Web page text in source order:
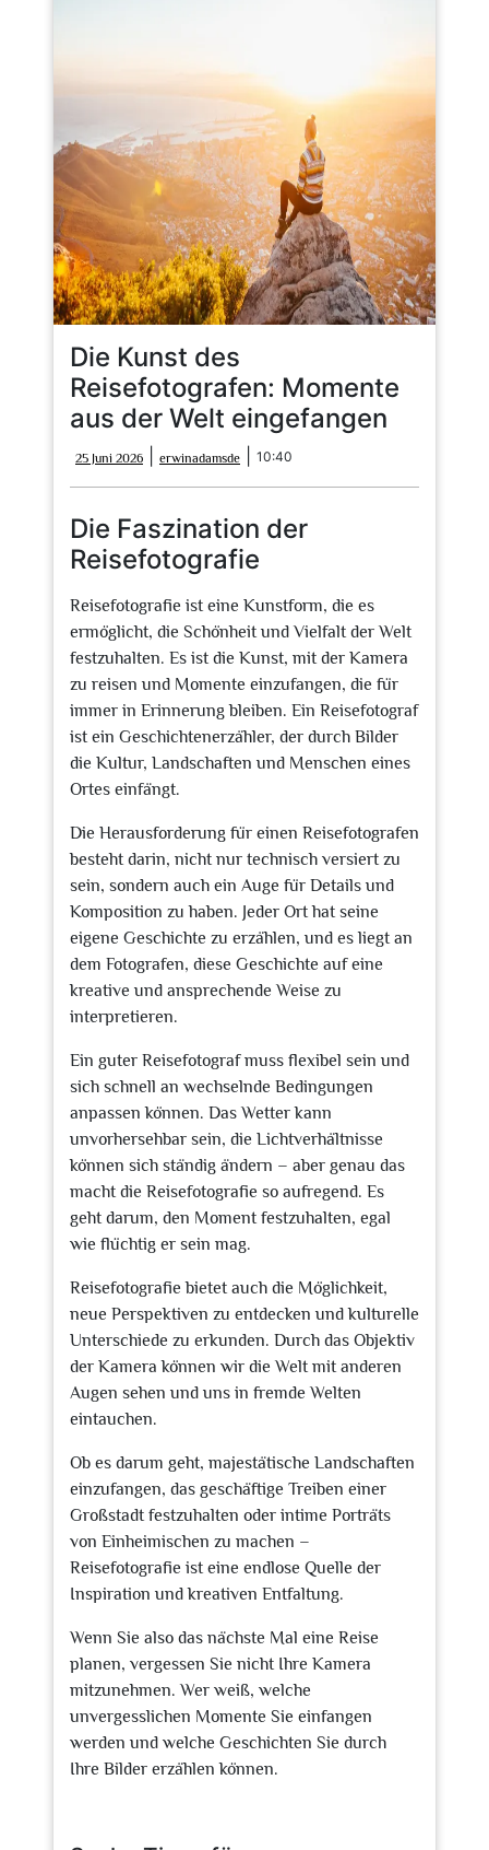
Die Kunst des
Reisefotografen: Momente
aus der Welt eingefangen
25 Juni 2026
Juni
2026
erwinadamsde erwinadamsde
10:40
Die Faszination der
Reisefotografie
Reisefotografie ist eine Kunstform, die es
ermöglicht, die Schönheit und Vielfalt der Welt
festzuhalten. Es ist die Kunst, mit der Kamera
zu reisen und Momente einzufangen, die für
immer in Erinnerung bleiben. Ein Reisefotograf
ist ein Geschichtenerzähler, der durch Bilder
die Kultur, Landschaften und Menschen eines
Ortes einfängt.
Die Herausforderung für einen Reisefotografen
besteht darin, nicht nur technisch versiert zu
sein, sondern auch ein Auge für Details und
Komposition zu haben. Jeder Ort hat seine
eigene Geschichte zu erzählen, und es liegt an
dem Fotografen, diese Geschichte auf eine
kreative und ansprechende Weise zu
interpretieren.
Ein guter Reisefotograf muss flexibel sein und
sich schnell an wechselnde Bedingungen
anpassen können. Das Wetter kann
unvorhersehbar sein, die Lichtverhältnisse
können sich ständig ändern – aber genau das
macht die Reisefotografie so aufregend. Es
geht darum, den Moment festzuhalten, egal
wie flüchtig er sein mag.
Reisefotografie bietet auch die Möglichkeit,
neue Perspektiven zu entdecken und kulturelle
Unterschiede zu erkunden. Durch das Objektiv
der Kamera können wir die Welt mit anderen
Augen sehen und uns in fremde Welten
eintauchen.
Ob es darum geht, majestätische Landschaften
einzufangen, das geschäftige Treiben einer
Großstadt festzuhalten oder intime Porträts
von Einheimischen zu machen –
Reisefotografie ist eine endlose Quelle der
Inspiration und kreativen Entfaltung.
Wenn Sie also das nächste Mal eine Reise
planen, vergessen Sie nicht Ihre Kamera
mitzunehmen. Wer weiß, welche
unvergesslichen Momente Sie einfangen
werden und welche Geschichten Sie durch
Ihre Bilder erzählen können.